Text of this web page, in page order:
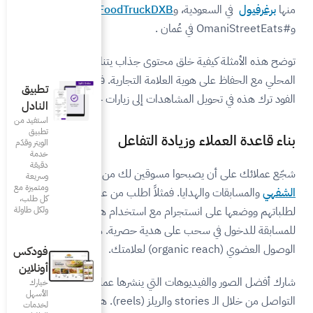
تطبيق
النادل
الويتر وقدّم
وسريعة
ومتميزة مع
كل طلب،
ولكل طاولة
فودكس
خيارك
الأسهل
لخدمات
في الإمارات،
جذاب يتناسب مع الذوق
التجارية. فقد نجحت عربات
زيارات حقيقية للفود ترك.
لك من خلالالتسويق
اطلب من عملائك التقاط صور
مع استخدام هاشتاج مخصص
حصرية. هذا يزيد من
ينشرها عملائك على منصات
التواصل من خلال الـ stories والريلز (reels). هذا يخلق زيادة الثقة